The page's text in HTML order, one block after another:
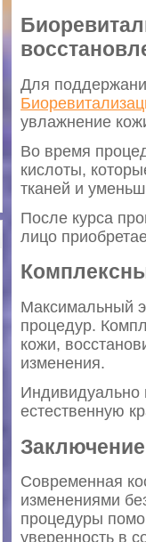
Для
увлажнение
Во время
кислоты,
тканей и
После курса
лицо
Максимальный
процедур.
кожи,
изменения.
Индивидуально
естественную
Заключение
Современная
изменениями
процедуры
уверенность в